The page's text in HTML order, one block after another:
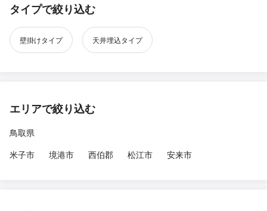
タイプで絞り込む
壁掛けタイプ 天井埋込タイプ
エリアで絞り込む
鳥取県
米子市
境港市 西伯郡 松江市 安来市